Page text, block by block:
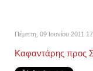
Πέμπτη, 09 Ιουνίου 2011
Καφαντάρης προς